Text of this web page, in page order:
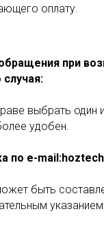
оплату.
при
случая:
выбрать один
удобен.
по e-
быть